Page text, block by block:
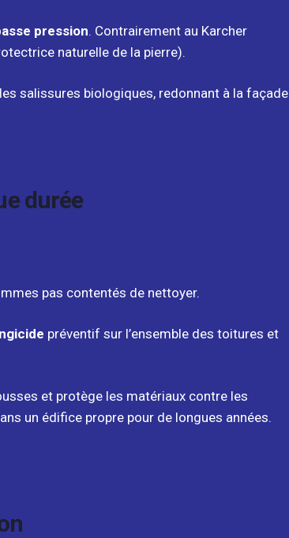
pression. Contrairement au Karcher
naturelle de la pierre).
salissures biologiques, redonnant à la façade
durée
pas contentés de nettoyer.
préventif sur l’ensemble des toitures et
et protège les matériaux contre les
un édifice propre pour de longues années.